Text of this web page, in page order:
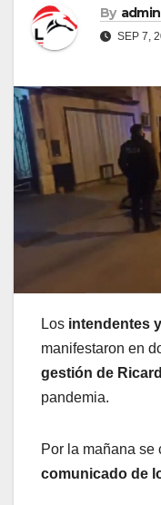
By admin
SEP 7,
Los intendentes
manifestaron en
gestión de
pandemia.
Por la mañana
comunicado de